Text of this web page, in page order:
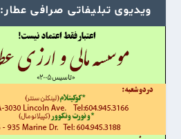
ویدیوی تبلیفاتی صرافی عطار: